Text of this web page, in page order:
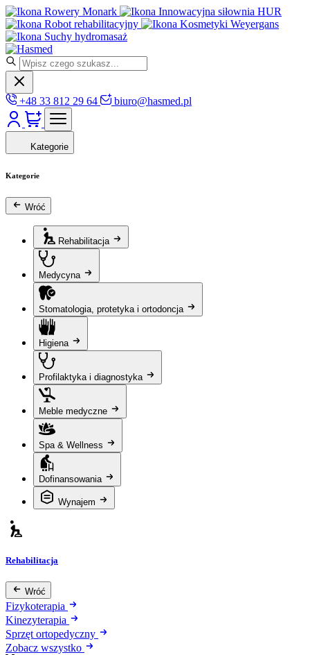
Rowery Monark
Innowacyjna siłownia HUR
Robot rehabilitacyjny
Kosmetyki Weyergans
Suchy hydromasaż
+48 33 812 29 64 biuro@hasmed.pl
Kategorie
Kategorie
Wróć
Rehabilitacja
Medycyna
Stomatologia, protetyka i ortodoncja
Higiena
Profilaktyka i diagnostyka
Meble medyczne
Spa & Wellness
Dofinansowania
Wynajem
Rehabilitacja
Wróć
Fizykoterapia
Kinezyterapia
Sprzęt ortopedyczny
Zobacz wszystko